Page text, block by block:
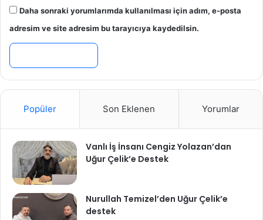
Daha sonraki yorumlarımda kullanılması için adım, e-posta
adresim ve site adresim bu tarayıcıya kaydedilsin.
Popüler Son Eklenen Yorumlar
Vanlı İş İnsanı Cengiz Yolazan’dan
Uğur Çelik’e Destek
Nurullah Temizel’den Uğur Çelik’e
destek